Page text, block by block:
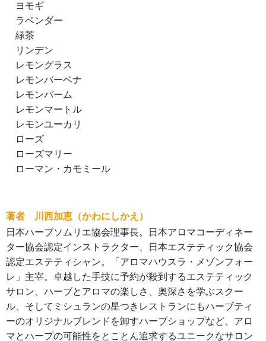
ヨモギ
ラベンダー
緑茶
リンデン
レモングラス
レモンバーベナ
レモンバーム
レモンマートル
レモンユーカリ
ローズ
ローズマリー
ローマン・カモミール
著者 川西加恵（かわにしかえ）
日本ハーブソムリエ協会理事長。日本アロマコーディネー
ター協会認定インストラクター、日本エステティック協会
認定エステティシャン。「アロマハウスラ・メゾンフォー
レ」主宰。卓越した手技に予約が殺到するエステティック
サロン、ハーブとアロマの楽しさ、奥深さを学ぶスクー
ル、そしてミシュランの星つきレストランにもハーブティ
ーのオリジナルブレンドを卸すハーブショップなど、アロ
マとハープの可能性をとことん追求するユニークなサロン